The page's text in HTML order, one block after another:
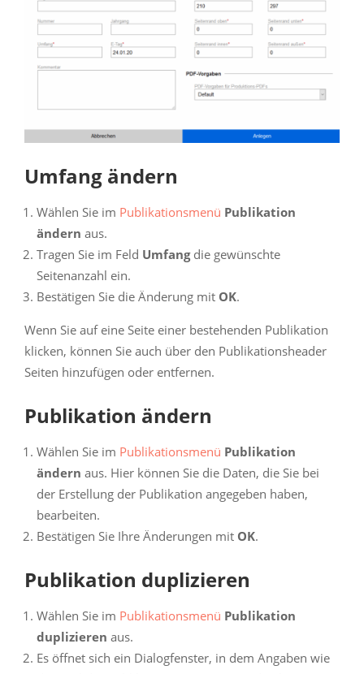
Umfang ändern
Wählen Sie im Publikationsmenü Publikation
ändern aus.
Tragen Sie im Feld Umfangdie gewünschte
Seitenanzahl ein.
Bestätigen Sie die Änderung mit OK.
Wenn Sie auf eine Seite einer bestehenden Publikation
klicken, können Sie auch über den Publikationsheader
Seiten hinzufügen oder entfernen.
Publikation ändern
Wählen Sie im Publikationsmenü Publikation
ändern aus. Hier können Sie die Daten, die Sie bei
der Erstellung der Publikation angegeben haben,
bearbeiten.
Bestätigen Sie Ihre Änderungen mit OK.
Publikation duplizieren
Wählen Sie im Publikationsmenü Publikation
duplizieren aus.
Es öffnet sich ein Dialogfenster, in dem Angaben wie